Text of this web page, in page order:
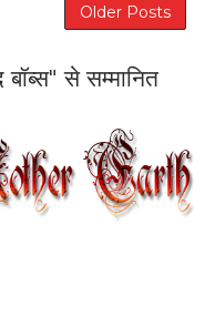
Older Posts
बॉब्स" से सम्मानित